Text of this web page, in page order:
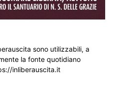
sono utilizzabili, a
la fonte quotidiano
inliberauscita.it